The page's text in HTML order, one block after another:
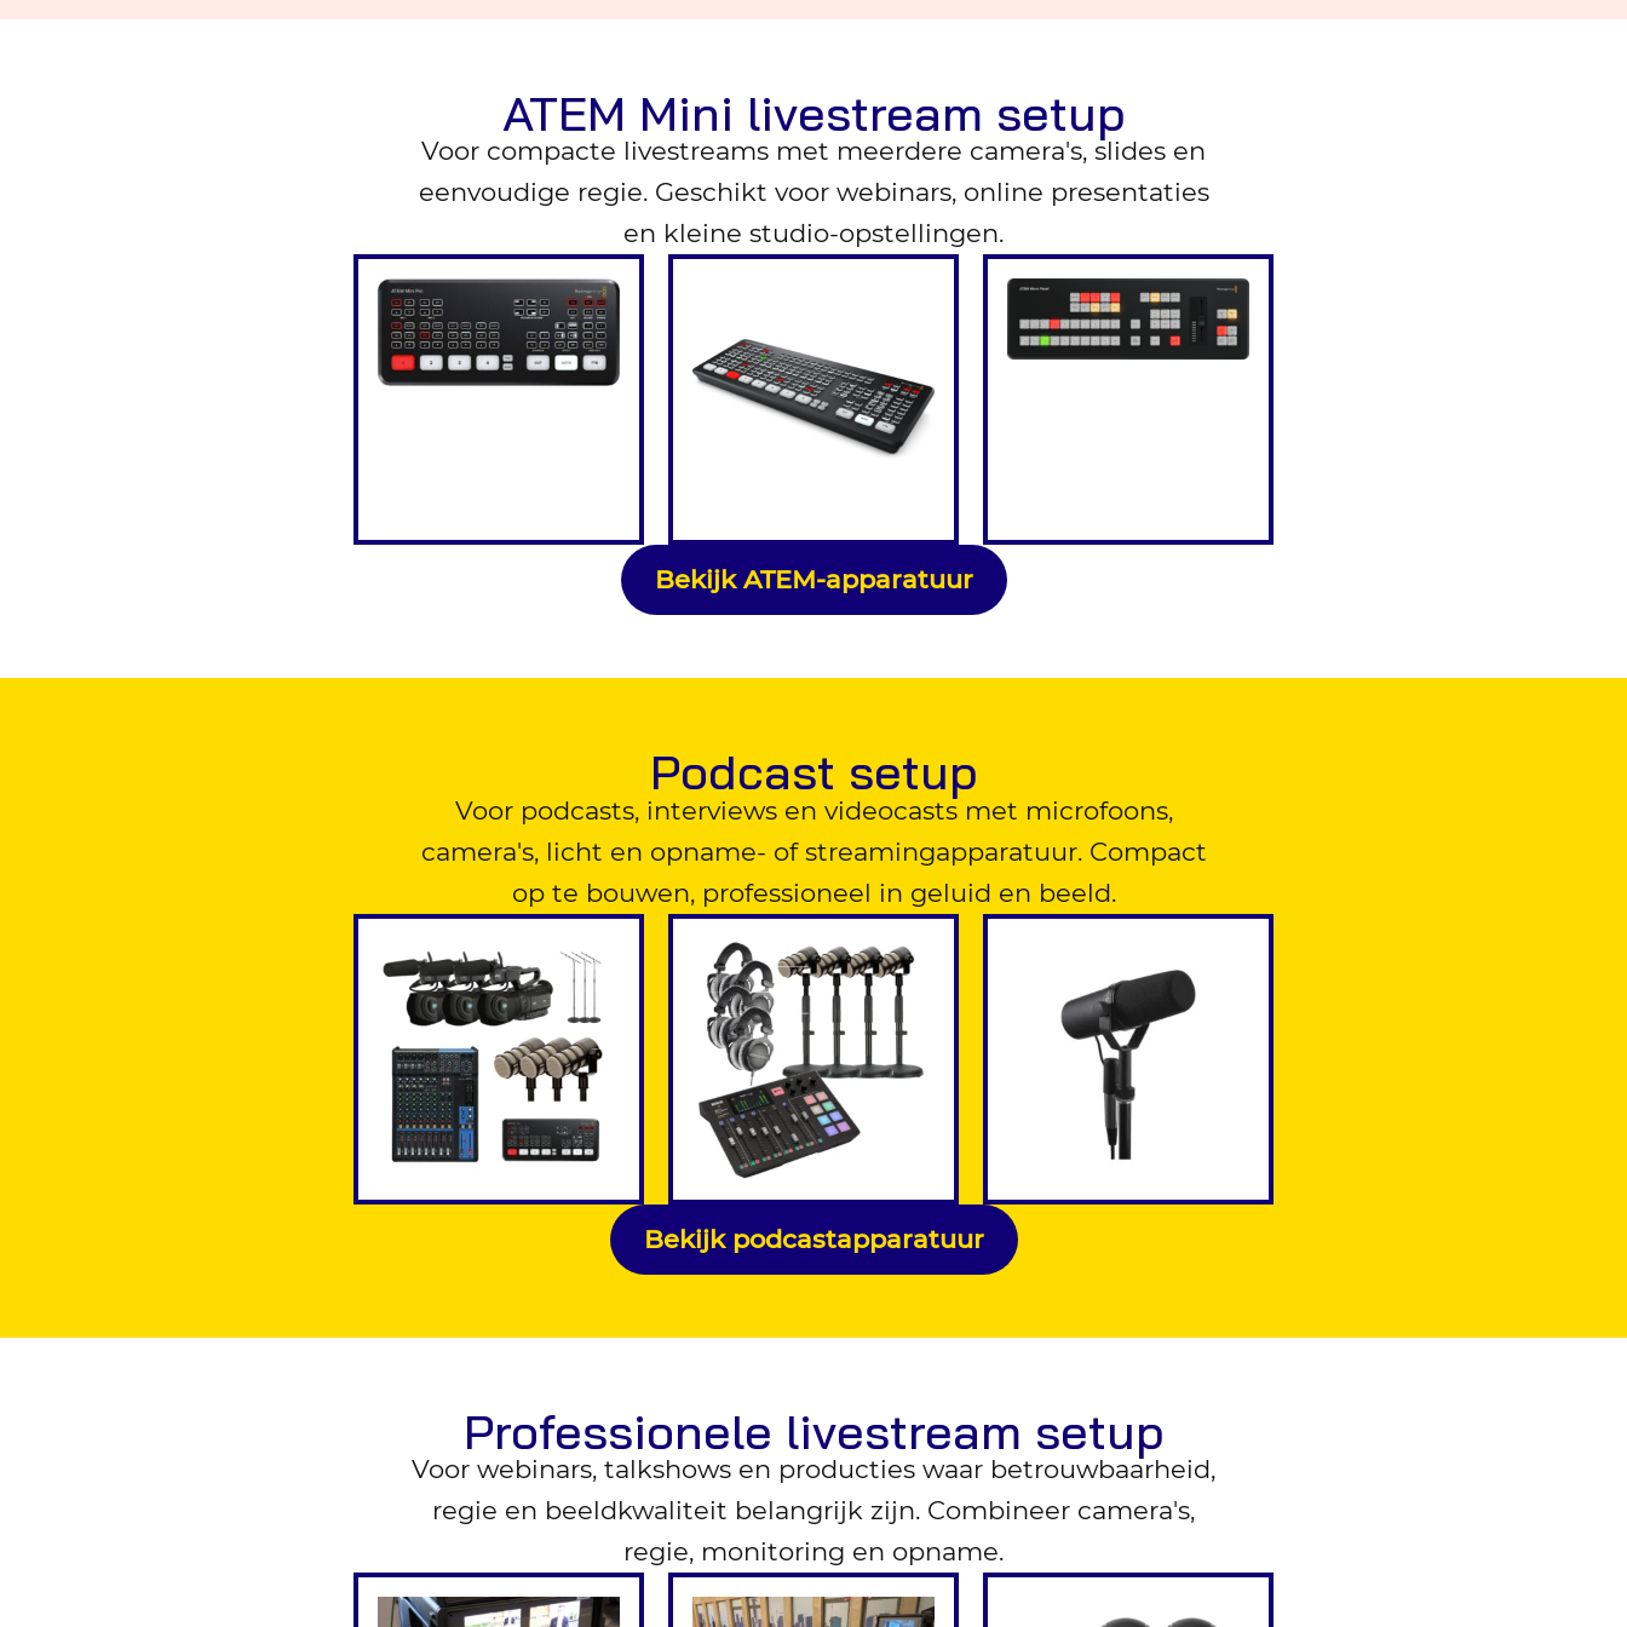
ATEM Mini livestream setup
Voor compacte livestreams met meerdere camera's, slides en
eenvoudige regie. Geschikt voor webinars, online presentaties
en kleine studio-opstellingen.
Bekijk ATEM-apparatuur
Podcast setup
Voor podcasts, interviews en videocasts met microfoons,
camera's, licht en opname- of streamingapparatuur. Compact
op te bouwen, professioneel in geluid en beeld.
Bekijk podcastapparatuur
Professionele livestream setup
Voor webinars, talkshows en producties waar betrouwbaarheid,
regie en beeldkwaliteit belangrijk zijn. Combineer camera's,
regie, monitoring en opname.